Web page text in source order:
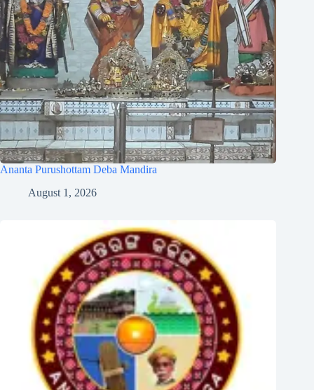
Ananta Purushottam Deba Mandira
August 1, 2026